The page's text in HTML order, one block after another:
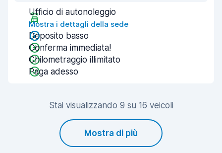
Ufficio di autonoleggio
Mostra i dettagli della sede
Deposito basso
Conferma immediata!
Chilometraggio illimitato
Paga adesso
Stai visualizzando 9 su 16 veicoli
Mostra di più